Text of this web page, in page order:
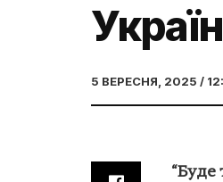
5 ВЕРЕСНЯ, 2025 /
“Буде